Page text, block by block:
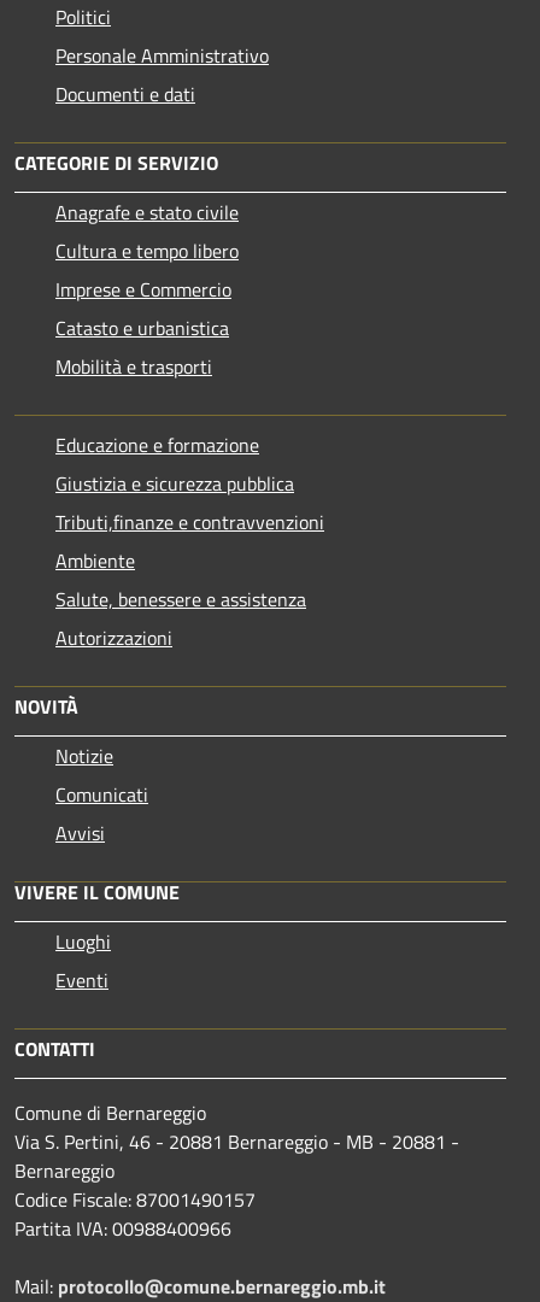
Politici
Personale Amministrativo
Documenti e dati
CATEGORIE DI SERVIZIO
Anagrafe e stato civile
Cultura e tempo libero
Imprese e Commercio
Catasto e urbanistica
Mobilità e trasporti
Educazione e formazione
Giustizia e sicurezza pubblica
Tributi,finanze e contravvenzioni
Ambiente
Salute, benessere e assistenza
Autorizzazioni
NOVITÀ
Notizie
Comunicati
Avvisi
VIVERE IL COMUNE
Luoghi
Eventi
CONTATTI
Comune di Bernareggio
Via S. Pertini, 46 - 20881 Bernareggio - MB - 20881 -
Bernareggio
Codice Fiscale: 87001490157
Partita IVA: 00988400966
Mail: protocollo@comune.bernareggio.mb.it